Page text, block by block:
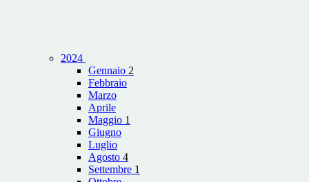
2024
Gennaio 2
Febbraio
Marzo
Aprile
Maggio 1
Giugno
Luglio
Agosto 4
Settembre 1